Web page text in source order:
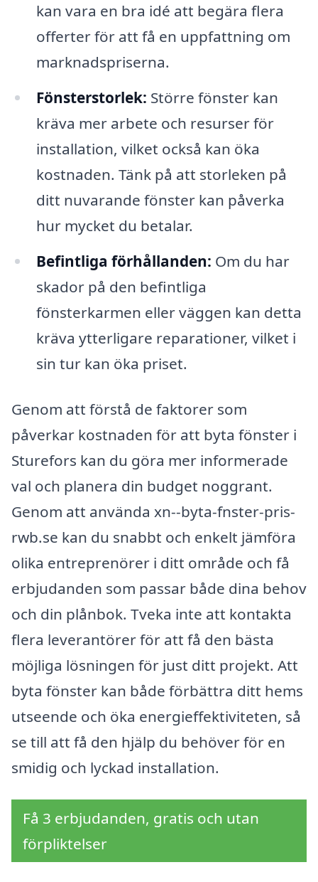
kan vara en bra idé att begära flera
offerter för att få en uppfattning om
marknadspriserna.
Fönsterstorlek: Större fönster kan
kräva mer arbete och resurser för
installation, vilket också kan öka
kostnaden. Tänk på att storleken på
ditt nuvarande fönster kan påverka
hur mycket du betalar.
Befintliga förhållanden: Om du har
skador på den befintliga
fönsterkarmen eller väggen kan detta
kräva ytterligare reparationer, vilket i
sin tur kan öka priset.
Genom att förstå de faktorer som
påverkar kostnaden för att byta fönster i
Sturefors kan du göra mer informerade
val och planera din budget noggrant.
Genom att använda xn--byta-fnster-pris-
rwb.se kan du snabbt och enkelt jämföra
olika entreprenörer i ditt område och få
erbjudanden som passar både dina behov
och din plånbok. Tveka inte att kontakta
flera leverantörer för att få den bästa
möjliga lösningen för just ditt projekt. Att
byta fönster kan både förbättra ditt hems
utseende och öka energieffektiviteten, så
se till att få den hjälp du behöver för en
smidig och lyckad installation.
Få 3 erbjudanden, gratis och utan
förpliktelser